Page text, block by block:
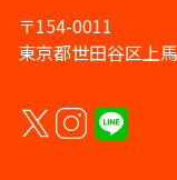
〒154-0011
東京都世田谷区上